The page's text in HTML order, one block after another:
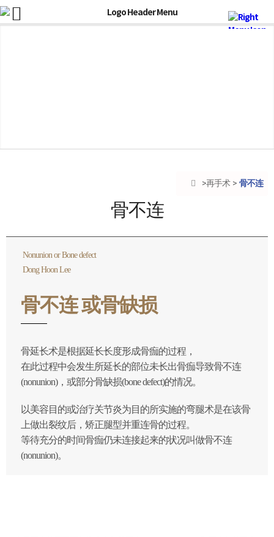
再手术 骨不连
骨不连
Nonunion or Bone defect
Dong Hoon Lee
骨不连 或骨缺损
骨延长术是根据延长长度形成骨痂的过程，
在此过程中会发生所延长的部位未长出骨痂导致骨不连
(nonunion)，或部分骨缺损(bone defect)的情况。
以美容目的或治疗关节炎为目的所实施的弯腿术是在该骨
上做出裂纹后，矫正腿型并重连骨的过程。
等待充分的时间骨痂仍未连接起来的状况叫做骨不连
(nonunion)。